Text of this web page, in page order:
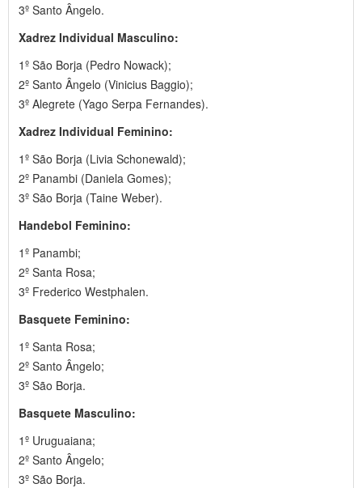
3º Santo Ângelo.
Xadrez Individual Masculino:
1º São Borja (Pedro Nowack);
2º Santo Ângelo (Vinicius Baggio);
3º Alegrete (Yago Serpa Fernandes).
Xadrez Individual Feminino:
1º São Borja (Livia Schonewald);
2º Panambi (Daniela Gomes);
3º São Borja (Taine Weber).
Handebol Feminino:
1º Panambi;
2º Santa Rosa;
3º Frederico Westphalen.
Basquete Feminino:
1º Santa Rosa;
2º Santo Ângelo;
3º São Borja.
Basquete Masculino:
1º Uruguaiana;
2º Santo Ângelo;
3º São Borja.